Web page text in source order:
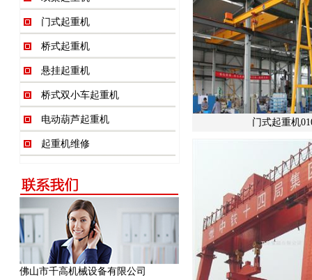
门式起重机
桥式起重机
悬挂起重机
桥式双小车起重机
电动葫芦起重机
起重机维修
佛山市千高机械设备有限公司
门式起重机